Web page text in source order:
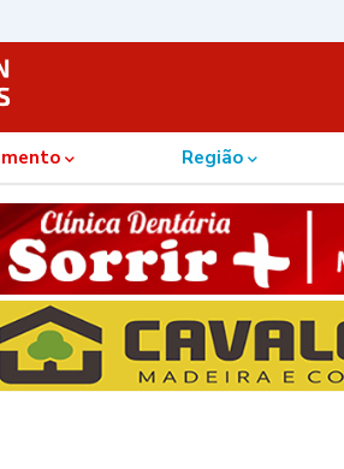
Região